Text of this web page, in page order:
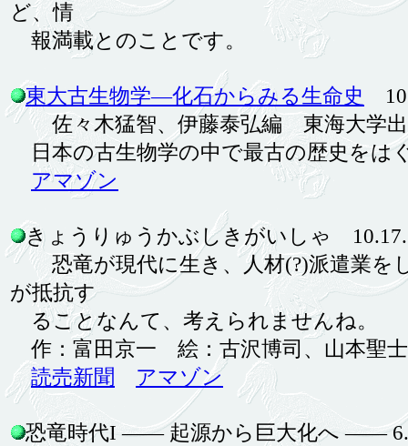
ど、情
報満載とのことです。
東大古生物学―化石からみる生命史
佐々木猛智、伊藤泰弘編 東海大学
日本の古生物学の中で最古の歴史をは
アマゾン
きょうりゅうかぶしきがいしゃ
恐竜が現代に生き、人材(?)派遣業を
が抵抗す
ることなんて、考えられませんね。
作：富田京一 絵：古沢博司、山本聖
読売新聞
アマゾン
恐竜時代I ―― 起源から巨大化へ ――